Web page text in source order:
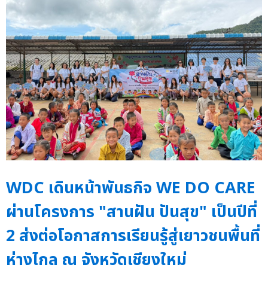
WDC เดินหน้าพันธกิจ WE DO CARE
ผ่านโครงการ "สานฝัน ปันสุข" เป็นปีที่
2 ส่งต่อโอกาสการเรียนรู้สู่เยาวชนพื้นที่
ห่างไกล ณ จังหวัดเชียงใหม่